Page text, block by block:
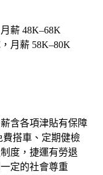
薪 48K–68K
月薪 58K–80K
含各項津貼有保障
費搭車、定期健檢
度，捷運有勞退
定的社會尊重